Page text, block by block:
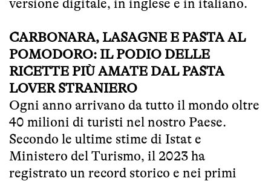
versione digitale, in inglese e in italiano.
CARBONARA, LASAGNE E PASTA AL
POMODORO: IL PODIO DELLE
RICETTE PIÙ AMATE DAL PASTA
LOVER STRANIERO
Ogni anno arrivano da tutto il mondo oltre
40 milioni di turisti nel nostro Paese.
Secondo le ultime stime di Istat e
Ministero del Turismo, il 2023 ha
registrato un record storico e nei primi